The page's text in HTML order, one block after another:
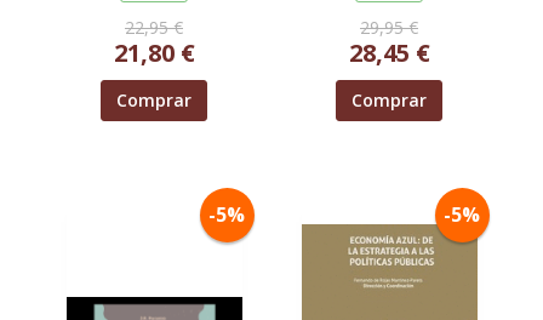
22,95 €
21,80 €
Comprar
29,95 €
28,45 €
Comprar
-5% -5%